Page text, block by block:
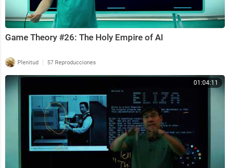
Game Theory #26: The Holy Empire of AI
Plenitud | 57 Reproducciones
01:04:11